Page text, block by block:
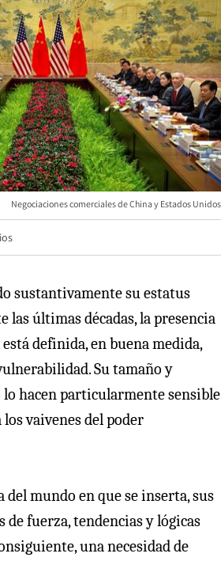
Negociaciones comerciales de China y Estados Unidos
sustantivamente su estatus
últimas décadas, la presencia
definida, en buena medida,
Su tamaño y
hacen particularmente sensible
vaivenes del poder
del mundo en que se inserta, sus
de fuerza, tendencias y lógicas
una necesidad de